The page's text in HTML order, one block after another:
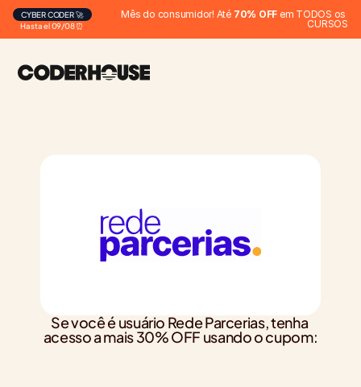
Hasta el 09/08 ⏰
CYBER CODER 🚀 Mês do consumidor! Até 70% OFF em TODOS os
CURSOS
Se você é usuário Rede Parcerias, tenha
acesso a mais 30% OFF usando o cupom: